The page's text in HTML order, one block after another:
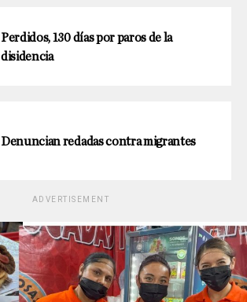
Perdidos, 130 días por paros de la
disidencia
Denuncian redadas contra migrantes
ADVERTISEMENT